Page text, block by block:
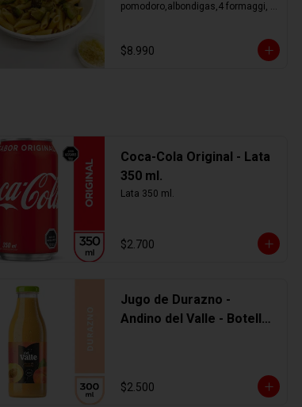
pomodoro,albondigas,4 formaggi,
$8.990
Coca-Cola Original - Lata
350 ml.
Lata 350 ml.
$2.700
Jugo de Durazno -
Andino del Valle - Botella
$2.500